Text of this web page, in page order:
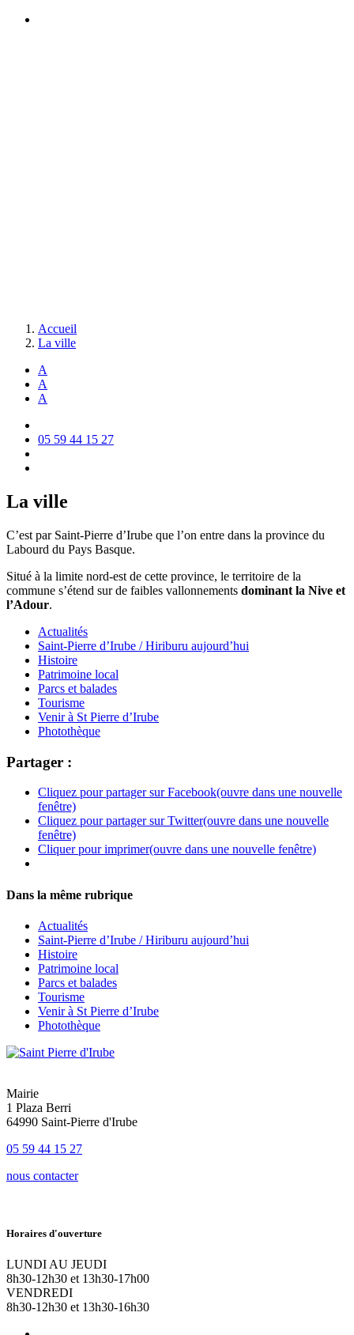
Accueil
La ville
A
A
A
05 59 44 15 27
La ville
C’est par Saint-Pierre d’Irube que l’on entre dans la province du
Labourd du Pays Basque.
Situé à la limite nord-est de cette province, le territoire de la
commune s’étend sur de faibles vallonnements dominant la Nive et
l’Adour.
Actualités
Saint-Pierre d’Irube / Hiriburu aujourd’hui
Histoire
Patrimoine local
Parcs et balades
Tourisme
Venir à St Pierre d’Irube
Photothèque
Partager :
Cliquez pour partager sur Facebook(ouvre dans une nouvelle
fenêtre)
Cliquez pour partager sur Twitter(ouvre dans une nouvelle
fenêtre)
Cliquer pour imprimer(ouvre dans une nouvelle fenêtre)
Dans la même rubrique
Actualités
Saint-Pierre d’Irube / Hiriburu aujourd’hui
Histoire
Patrimoine local
Parcs et balades
Tourisme
Venir à St Pierre d’Irube
Photothèque
Mairie
1 Plaza Berri
64990 Saint-Pierre d'Irube
05 59 44 15 27
nous contacter
Horaires d'ouverture
LUNDI AU JEUDI
8h30-12h30 et 13h30-17h00
VENDREDI
8h30-12h30 et 13h30-16h30